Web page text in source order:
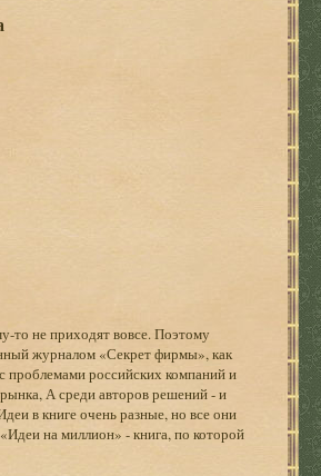
то не приходят вовсе. Поэтому
журналом «Секрет фирмы», как
проблемами российских компаний и
А среди авторов решений - и
в книге очень разные, но все они
на миллион» - книга, по которой